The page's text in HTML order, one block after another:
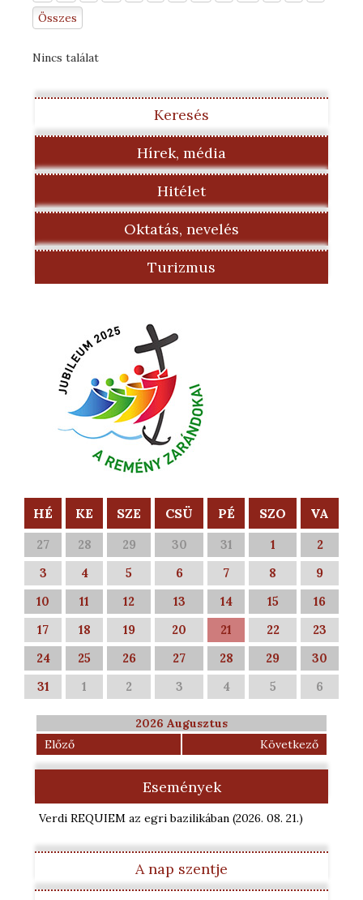
Összes
Nincs találat
Keresés
Hírek, média
Hitélet
Oktatás, nevelés
Turizmus
HÉ KE SZE CSÜ PÉ SZO VA
27 28 29 30 31 1
2
3
4 5 6 7 8
9
10
11 12 13 14 15
16
17
18 19 20 21 22
23
24
25 26 27 28 29
30
31
1 2 3 4 5 6
2026 Augusztus
Előző
Következő
Események
Verdi REQUIEM az egri bazilikában (2026. 08. 21.)
A nap szentje